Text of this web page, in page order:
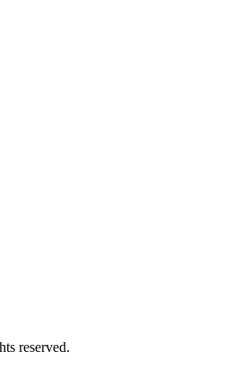
reserved.